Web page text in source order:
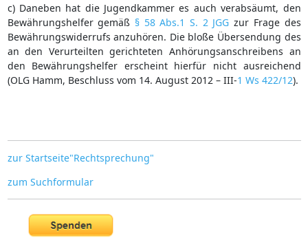
c) Daneben hat die Jugendkammer es auch verabsäumt, den
Bewährungshelfer gemäß § 58 Abs.1 S. 2 JGG zur Frage des
Bewährungswiderrufs anzuhören. Die bloße Übersendung des
an den Verurteilten gerichteten Anhörungsanschreibens an
den Bewährungshelfer erscheint hierfür nicht ausreichend
(OLG Hamm, Beschluss vom 14. August 2012 – III-1 Ws 422/12).
zur Startseite"Rechtsprechung"
zum Suchformular